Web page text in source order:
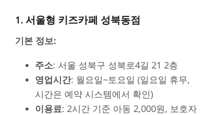
1. 서울형 키즈카페 성북동점
기본 정보:
주소: 서울 성북구 성북로4길 21 2층
영업시간: 월요일~토요일 (일요일 휴무,
시간은 예약 시스템에서 확인)
이용료: 2시간 기준 아동 2,000원, 보호자